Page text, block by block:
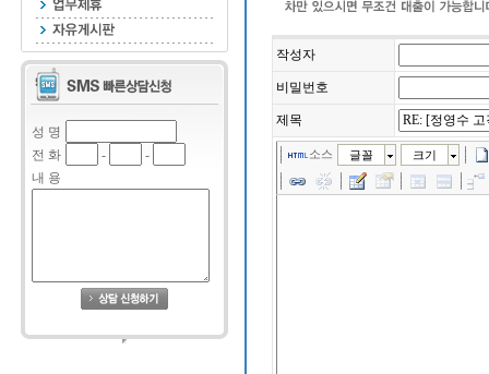
성 명
전 화
-
-
내 용
작성자
비밀번호
제목
소스 글꼴 크기